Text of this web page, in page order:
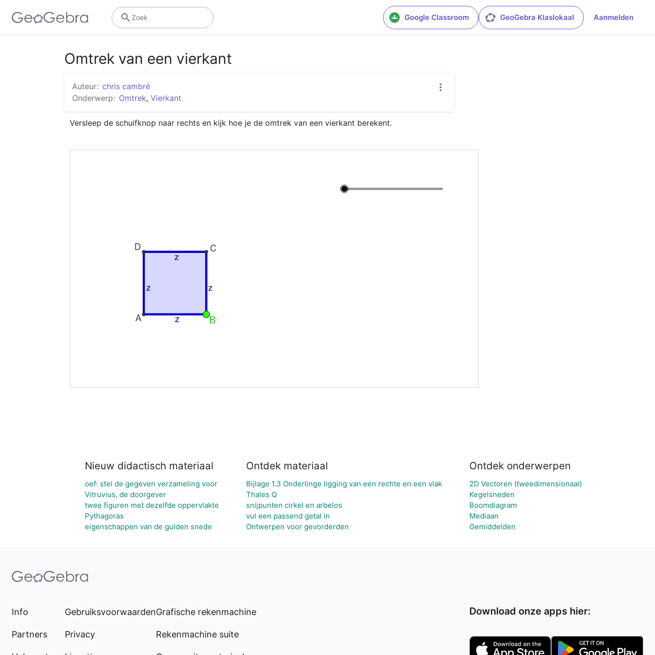
Google Classroom GeoGebra Klaslokaal Aanmelden
Zoek
Omtrek van een vierkant
Auteur: chris cambré
Onderwerp: Omtrek, Vierkant
Versleep de schuifknop naar rechts en kijk hoe je de omtrek van een vierkant berekent.
Nieuw didactisch materiaal
oef: stel de gegeven verzameling voor
Vitruvius, de doorgever
twee figuren met dezelfde oppervlakte
Pythagoras
eigenschappen van de gulden snede
Ontdek materiaal
Bijlage 1.3 Onderlinge ligging van een rechte en een vlak
Thales Q
snijpunten cirkel en arbelos
vul een passend getal in
Ontwerpen voor gevorderden
Ontdek onderwerpen
2D Vectoren (tweedimensionaal)
Kegelsneden
Boomdiagram
Mediaan
Gemiddelden
Info
Partners
Gebruiksvoorwaarden
Privacy
Grafische rekenmachine
Rekenmachine suite
Download onze apps hier: